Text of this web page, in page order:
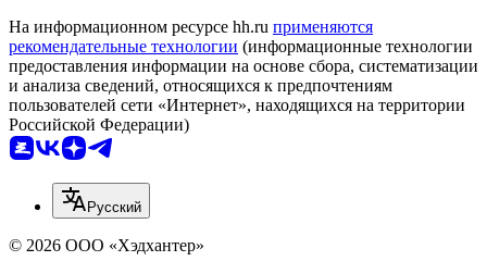
На информационном ресурсе hh.ru применяются
рекомендательные технологии (информационные технологии
предоставления информации на основе сбора, систематизации
и анализа сведений, относящихся к предпочтениям
пользователей сети «Интернет», находящихся на территории
Российской Федерации)
Русский
© 2026 ООО «Хэдхантер»